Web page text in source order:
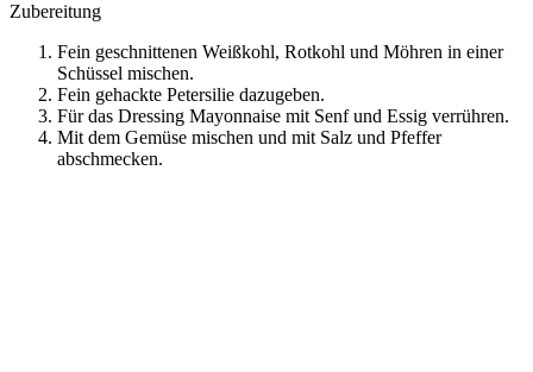
Zubereitung
Fein geschnittenen Weißkohl, Rotkohl und Möhren in einer
Schüssel mischen.
Fein gehackte Petersilie dazugeben.
Für das Dressing Mayonnaise mit Senf und Essig verrühren.
Mit dem Gemüse mischen und mit Salz und Pfeffer
abschmecken.